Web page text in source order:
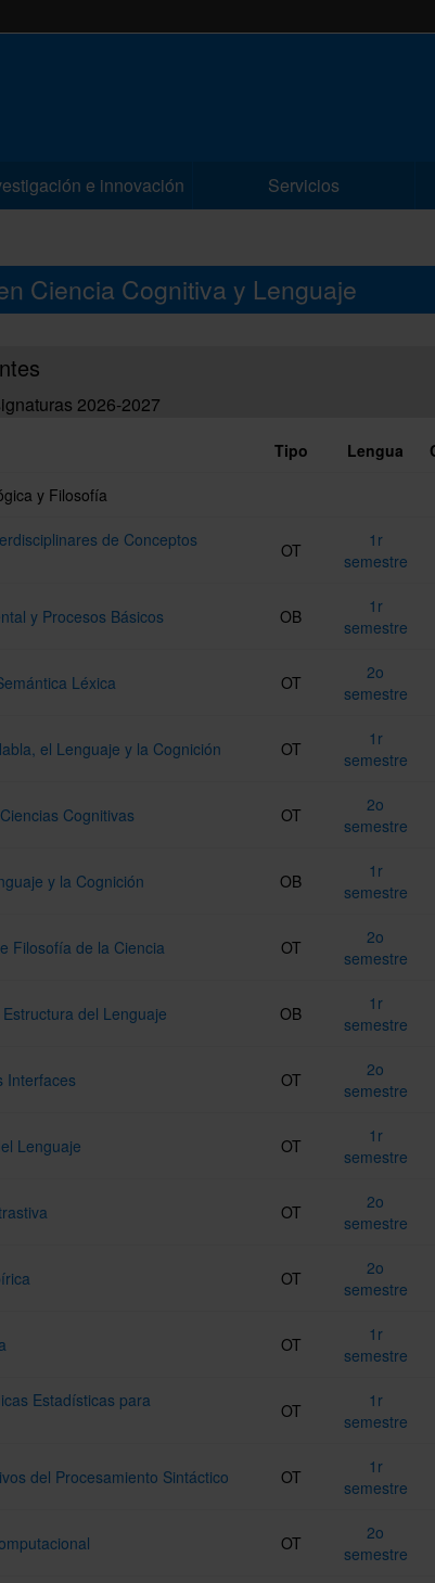
e innovación Servicios
Ciencia Cognitiva y Lenguaje
2026-2027
Tipo Lengua
y Filosofía
de Conceptos
OT
1r
semestre
y Procesos Básicos OB
1r
semestre
Léxica OT
2o
semestre
el Lenguaje y la Cognición OT
1r
semestre
Cognitivas OT
2o
semestre
y la Cognición OB
1r
semestre
Filosofía de la Ciencia OT
2o
semestre
del Lenguaje OB
1r
semestre
Interfaces OT
2o
semestre
Lenguaje OT
1r
semestre
OT
2o
semestre
OT
2o
semestre
OT
1r
semestre
Estadísticas para
OT
1r
semestre
del Procesamiento Sintáctico OT
1r
semestre
OT
2o
semestre